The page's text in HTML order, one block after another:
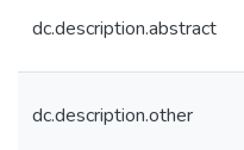
dc.description.abstract
dc.description.other